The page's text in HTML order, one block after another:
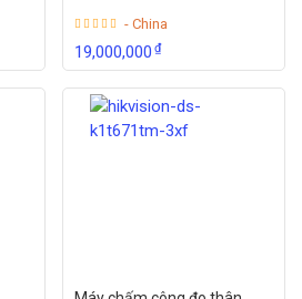
- China
19,000,000₫